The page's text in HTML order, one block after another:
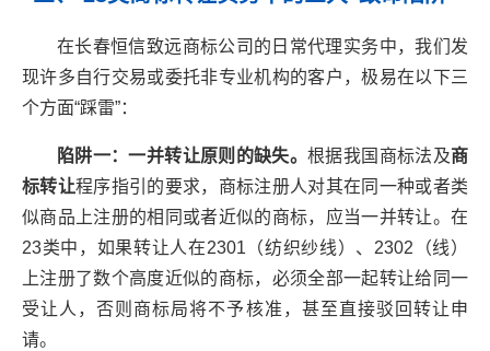
在长春恒信致远商标公司的日常代理实务中，我们发
现许多自行交易或委托非专业机构的客户，极易在以下三
个方面“踩雷”：
陷阱一：一并转让原则的缺失。根据我国商标法及商
标转让程序指引的要求，商标注册人对其在同一种或者类
似商品上注册的相同或者近似的商标，应当一并转让。在
23类中，如果转让人在2301（纺织纱线）、2302（线）
上注册了数个高度近似的商标，必须全部一起转让给同一
受让人，否则商标局将不予核准，甚至直接驳回转让申
请。